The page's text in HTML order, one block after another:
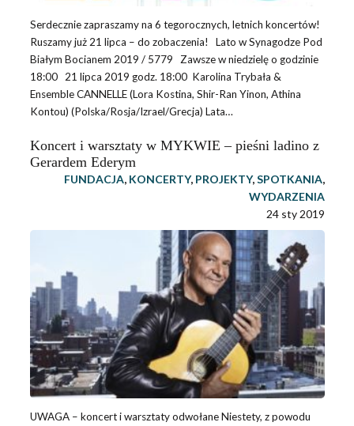
Serdecznie zapraszamy na 6 tegorocznych, letnich koncertów!
Ruszamy już 21 lipca – do zobaczenia! Lato w Synagodze Pod
Białym Bocianem 2019 / 5779 Zawsze w niedzielę o godzinie
18:00 21 lipca 2019 godz. 18:00 Karolina Trybała &
Ensemble CANNELLE (Lora Kostina, Shir-Ran Yinon, Athina
Kontou) (Polska/Rosja/Izrael/Grecja) Lata…
Koncert i warsztaty w MYKWIE – pieśni ladino z
Gerardem Ederym
FUNDACJA, KONCERTY, PROJEKTY,SPOTKANIA,
WYDARZENIA
24 sty 2019
UWAGA – koncert i warsztaty odwołane Niestety, z powodu